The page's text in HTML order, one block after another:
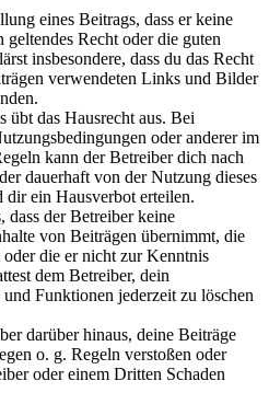
eines Beitrags, dass er keine
geltendes Recht oder die guten
insbesondere, dass du das Recht
verwendeten Links und Bilder
übt das Hausrecht aus. Bei
oder anderer im
kann der Betreiber dich nach
dauerhaft von der Nutzung dieses
dir ein Hausverbot erteilen.
der Betreiber keine
von Beiträgen übernimmt, die
oder die er nicht zur Kenntnis
dem Betreiber, dein
Funktionen jederzeit zu löschen
darüber hinaus, deine Beiträge
o. g. Regeln verstoßen oder
oder einem Dritten Schaden